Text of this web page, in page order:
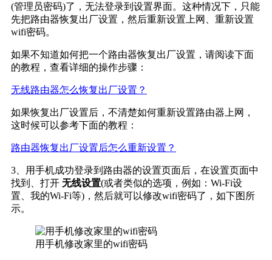
(管理员密码)了，无法登录到设置界面。这种情况下，只能
先把路由器恢复出厂设置，然后重新设置上网、重新设置
wifi密码。
如果不知道如何把一个路由器恢复出厂设置，请阅读下面
的教程，查看详细的操作步骤：
无线路由器怎么恢复出厂设置？
如果恢复出厂设置后，不清楚如何重新设置路由器上网，
这时候可以参考下面的教程：
路由器恢复出厂设置后怎么重新设置？
3、用手机成功登录到路由器的设置页面后，在设置页面中
找到、打开 无线设置(或者类似的选项，例如：Wi-Fi设
置、我的Wi-Fi等)，然后就可以修改wifi密码了，如下图所
示。
用手机修改家里的wifi密码